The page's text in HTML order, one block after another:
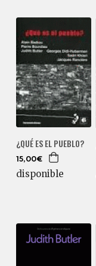
¿QUÉ ES EL PUEBLO?
15,00€
disponible